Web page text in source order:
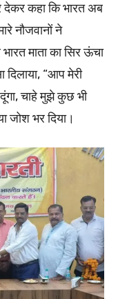
कहा कि भारत अब
नौजवानों ने
माता का सिर ऊंचा
दिलाया, “आप मेरी
चाहे मुझे कुछ भी
जोश भर दिया।